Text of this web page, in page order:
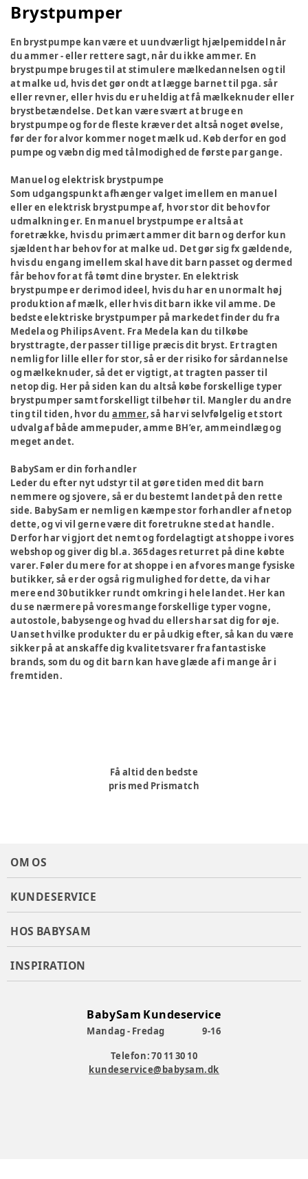
Brystpumper
En brystpumpe kan være et uundværligt hjælpemiddel når
du ammer - eller rettere sagt, når du ikke ammer. En
brystpumpe bruges til at stimulere mælkedannelsen og til
at malke ud, hvis det gør ondt at lægge barnet til pga. sår
eller revner, eller hvis du er uheldig at få mælkeknuder eller
brystbetændelse. Det kan være svært at bruge en
brystpumpe og for de fleste kræver det altså noget øvelse,
før der for alvor kommer noget mælk ud. Køb derfor en god
pumpe og væbn dig med tålmodighed de første par gange.
Manuel og elektrisk brystpumpe
Som udgangspunkt afhænger valget imellem en manuel
eller en elektrisk brystpumpe af, hvor stor dit behov for
udmalkning er. En manuel brystpumpe er altså at
foretrække, hvis du primært ammer dit barn og derfor kun
sjældent har behov for at malke ud. Det gør sig fx gældende,
hvis du engang imellem skal have dit barn passet og dermed
får behov for at få tømt dine bryster. En elektrisk
brystpumpe er derimod ideel, hvis du har en unormalt høj
produktion af mælk, eller hvis dit barn ikke vil amme. De
bedste elektriske brystpumper på markedet finder du fra
Medela og Philips Avent. Fra Medela kan du tilkøbe
brysttragte, der passer til lige præcis dit bryst. Er tragten
nemlig for lille eller for stor, så er der risiko for sårdannelse
og mælkeknuder, så det er vigtigt, at tragten passer til
netop dig. Her på siden kan du altså købe forskellige typer
brystpumper samt forskelligt tilbehør til. Mangler du andre
ting til tiden, hvor du ammer, så har vi selvfølgelig et stort
udvalg af både ammepuder, amme BH’er, ammeindlæg og
meget andet.
BabySam er din forhandler
Leder du efter nyt udstyr til at gøre tiden med dit barn
nemmere og sjovere, så er du bestemt landet på den rette
side. BabySam er nemlig en kæmpe stor forhandler af netop
dette, og vi vil gerne være dit foretrukne sted at handle.
Derfor har vi gjort det nemt og fordelagtigt at shoppe i vores
webshop og giver dig bl.a. 365 dages returret på dine købte
varer. Føler du mere for at shoppe i en af vores mange fysiske
butikker, så er der også rig mulighed for dette, da vi har
mere end 30 butikker rundt omkring i hele landet. Her kan
du se nærmere på vores mange forskellige typer vogne,
autostole, babysenge og hvad du ellers har sat dig for øje.
Uanset hvilke produkter du er på udkig efter, så kan du være
sikker på at anskaffe dig kvalitetsvarer fra fantastiske
brands, som du og dit barn kan have glæde af i mange år i
fremtiden.
Få altid den bedste
pris med Prismatch
OM OS
KUNDESERVICE
HOS BABYSAM
INSPIRATION
BabySam Kundeservice
Mandag - Fredag
9-16
Telefon: 70 11 30 10
kundeservice@babysam.dk